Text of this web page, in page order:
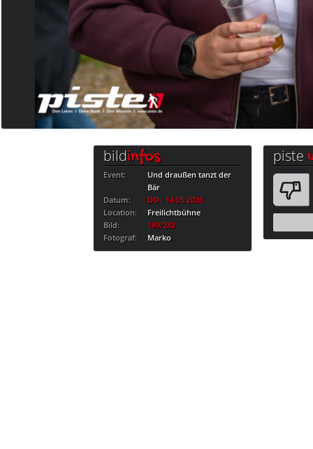
bildinfos
Event:
Und draußen tanzt der
Bär
Datum:
DO · 14.05.2026
Location:
Freilichtbühne
Bild:
189/242
Fotograf:
Marko
piste